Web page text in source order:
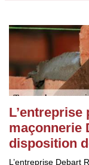
maçonnerie
disposition
L’entreprise Debart